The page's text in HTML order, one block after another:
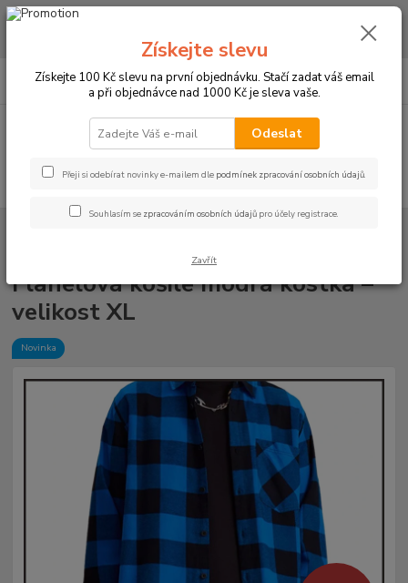
CHCETE NAKOUPIT VĚTŠÍ MNOŽSTVÍ NAŠICH PRODUKTŮ ZA LEPŠÍ
CZK
Hledat
+420 773 794 023
Pondělí-pátek 9-16 hodin
0
Flanelová košile modrá kostka –
velikost XL
Novinka
Získejte slevu
Získejte 100 Kč slevu na první objednávku. Stačí zadat váš email
a při objednávce nad 1000 Kč je sleva vaše.
Odeslat
Přeji si odebírat novinky e-mailem dle podmínek zpracování osobních údajů.
Souhlasím se zpracováním osobních údajů pro účely registrace.
Zavřít